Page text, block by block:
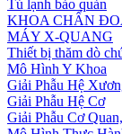
Tủ lạnh bảo quản
KHOA CHẨN
MÁY X-QUANG
Thiết bị thăm dò
Mô Hình Y Khoa
Giải Phẫu Hệ
Giải Phẫu Hệ Cơ
Giải Phẫu Cơ